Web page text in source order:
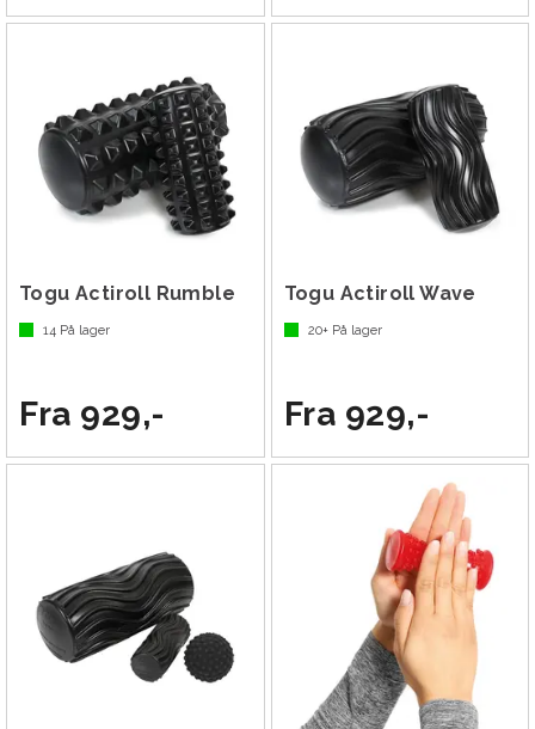
Togu Actiroll Rumble
14 På lager
Fra 929,-
Togu Actiroll Wave
20+På lager
Fra 929,-